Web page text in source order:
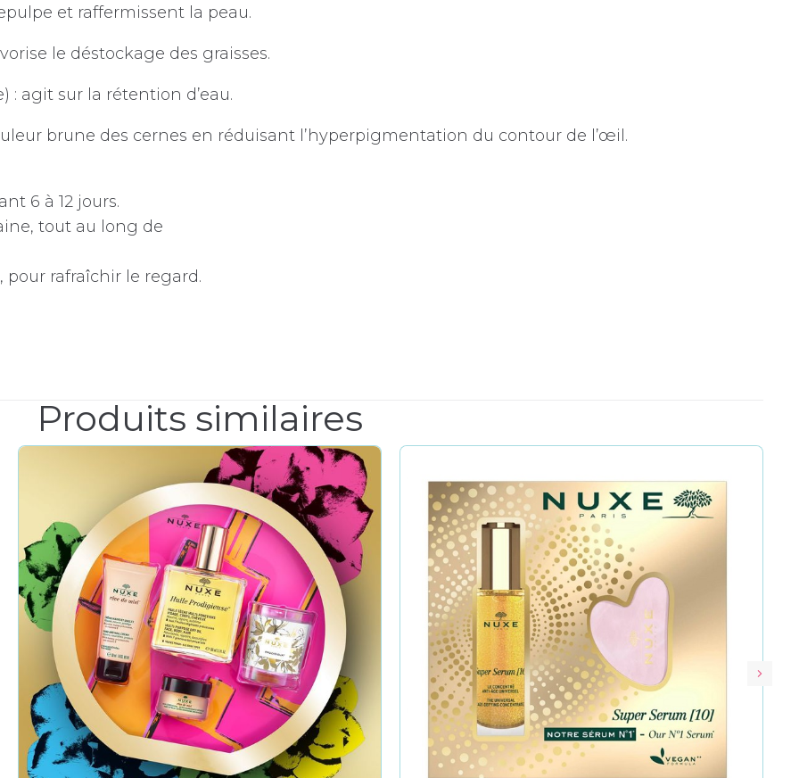
et raffermissent la peau.
le déstockage des graisses.
agit sur la rétention d’eau.
brune des cernes en réduisant l’hyperpigmentation du contour de l’œil.
6 à 12 jours.
tout au long de
pour rafraîchir le regard.
Produits similaires